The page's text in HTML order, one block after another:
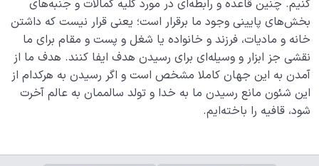
کنیم. چنین قاعده و رابطه‌ای در مورد کلیه کمالات و جنبه‌های
بخش‌های پایینی وجود ما برقرار است؛ یعنی قرار نیست که داشتن
خانه و مادیات، فرزند و خانواده یا شغل و پست و مقام برای ما
نقشی جز ابزار و وسیله‌ای برای رسیدن هدف ایفا کنند. هدف ما از
آمدن به این جهان کاملا مشخص است و اگر رسیدن به هرکدام از
این شئون مانع رسیدن ما به خدا و تولد سالممان به عالم آخرت
شود، قافیه را باخته‌ایم.